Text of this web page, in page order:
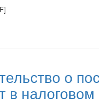
о
в налоговом